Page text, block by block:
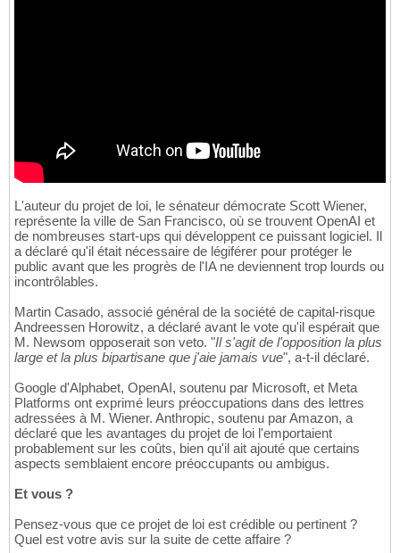
L'auteur du projet de loi, le sénateur démocrate Scott Wiener,
représente la ville de San Francisco, où se trouvent OpenAI et
de nombreuses start-ups qui développent ce puissant logiciel. Il
a déclaré qu'il était nécessaire de légiférer pour protéger le
public avant que les progrès de l'IA ne deviennent trop lourds ou
incontrôlables.
Martin Casado, associé général de la société de capital-risque
Andreessen Horowitz, a déclaré avant le vote qu'il espérait que
M. Newsom opposerait son veto. "Il s'agit de l'opposition la plus
large et la plus bipartisane que j'aie jamais vue", a-t-il déclaré.
Google d'Alphabet, OpenAI, soutenu par Microsoft, et Meta
Platforms ont exprimé leurs préoccupations dans des lettres
adressées à M. Wiener. Anthropic, soutenu par Amazon, a
déclaré que les avantages du projet de loi l'emportaient
probablement sur les coûts, bien qu'il ait ajouté que certains
aspects semblaient encore préoccupants ou ambigus.
Et vous ?
Pensez-vous que ce projet de loi est crédible ou pertinent ?
Quel est votre avis sur la suite de cette affaire ?